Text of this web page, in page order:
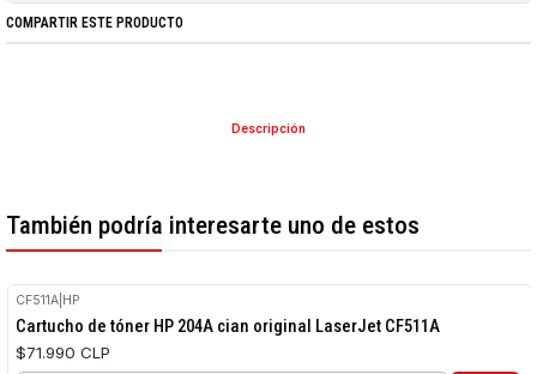
COMPARTIR ESTE PRODUCTO
Descripción
También podría interesarte uno de estos
CF511A HP
Cartucho de tóner HP 204A cian original LaserJet CF511A
$71.990 CLP